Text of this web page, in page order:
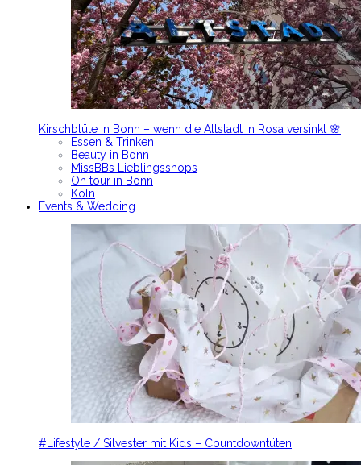
Kirschblüte in Bonn – wenn die Altstadt in Rosa versinkt 🌸
Essen & Trinken
Beauty in Bonn
MissBBs Lieblingsshops
On tour in Bonn
Köln
Events & Wedding
#Lifestyle / Silvester mit Kids – Countdowntüten